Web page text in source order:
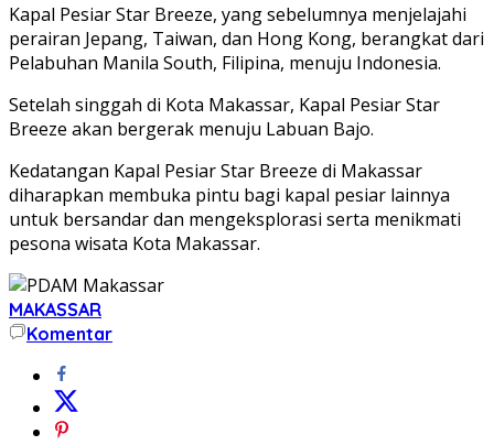
Kapal Pesiar Star Breeze, yang sebelumnya menjelajahi
perairan Jepang, Taiwan, dan Hong Kong, berangkat dari
Pelabuhan Manila South, Filipina, menuju Indonesia.
Setelah singgah di Kota Makassar, Kapal Pesiar Star
Breeze akan bergerak menuju Labuan Bajo.
Kedatangan Kapal Pesiar Star Breeze di Makassar
diharapkan membuka pintu bagi kapal pesiar lainnya
untuk bersandar dan mengeksplorasi serta menikmati
pesona wisata Kota Makassar.
MAKASSAR
Komentar